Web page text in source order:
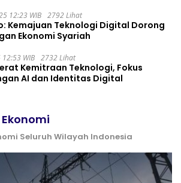
12:23 WIB 2792 Lihat
Kemajuan Teknologi Digital Dorong
Ekonomi Syariah
WIB 2732 Lihat
Kemitraan Teknologi, Fokus
AI dan Identitas Digital
Seluruh Wilayah Indonesia